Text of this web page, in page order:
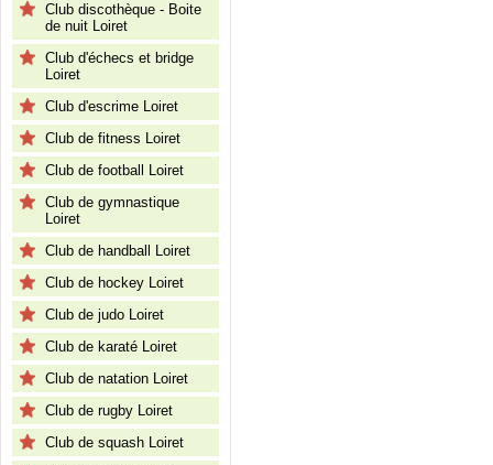
Club discothèque - Boite
de nuit Loiret
Club d'échecs et bridge
Loiret
Club d'escrime Loiret
Club de fitness Loiret
Club de football Loiret
Club de gymnastique
Loiret
Club de handball Loiret
Club de hockey Loiret
Club de judo Loiret
Club de karaté Loiret
Club de natation Loiret
Club de rugby Loiret
Club de squash Loiret